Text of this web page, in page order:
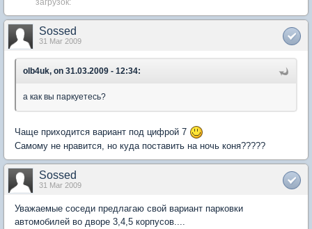
Sossed
31 Mar 2009
olb4uk, on 31.03.2009 - 12:34:
а как вы паркуетесь?
Чаще приходится вариант под цифрой 7
Самому не нравится, но куда поставить на ночь коня?????
Sossed
31 Mar 2009
Уважаемые соседи предлагаю свой вариант парковки
автомобилей во дворе 3,4,5 корпусов....